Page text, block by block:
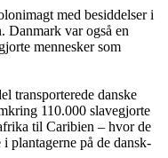
med besiddelser i
Danmark var også en
mennesker som
transporterede danske
110.000 slavegjorte
til Caribien – hvor de
plantagerne på de dansk-